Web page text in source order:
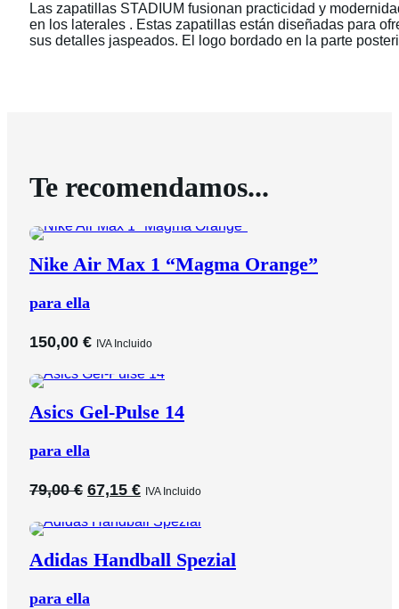
Las zapatillas STADIUM fusionan practicidad y
en los laterales . Estas zapatillas están diseñadas para
sus detalles jaspeados. El logo bordado en la parte
Te recomendamos...
Nike Air Max 1 “Magma Orange”
para ella
150,00 € IVA Incluido
Asics Gel-Pulse 14
para ella
79,00€ El
original
79,00 €.
67,15 €El
actual
67,15 €.
IVA Incluido
Adidas Handball Spezial
para ella